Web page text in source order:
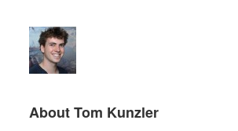
About Tom Kunzler